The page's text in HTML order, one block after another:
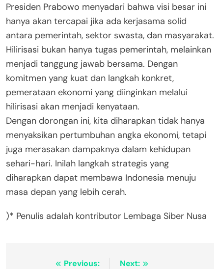
Presiden Prabowo menyadari bahwa visi besar ini
hanya akan tercapai jika ada kerjasama solid
antara pemerintah, sektor swasta, dan masyarakat.
Hilirisasi bukan hanya tugas pemerintah, melainkan
menjadi tanggung jawab bersama. Dengan
komitmen yang kuat dan langkah konkret,
pemerataan ekonomi yang diinginkan melalui
hilirisasi akan menjadi kenyataan.
Dengan dorongan ini, kita diharapkan tidak hanya
menyaksikan pertumbuhan angka ekonomi, tetapi
juga merasakan dampaknya dalam kehidupan
sehari-hari. Inilah langkah strategis yang
diharapkan dapat membawa Indonesia menuju
masa depan yang lebih cerah.
)* Penulis adalah kontributor Lembaga Siber Nusa
Previous:
Next: